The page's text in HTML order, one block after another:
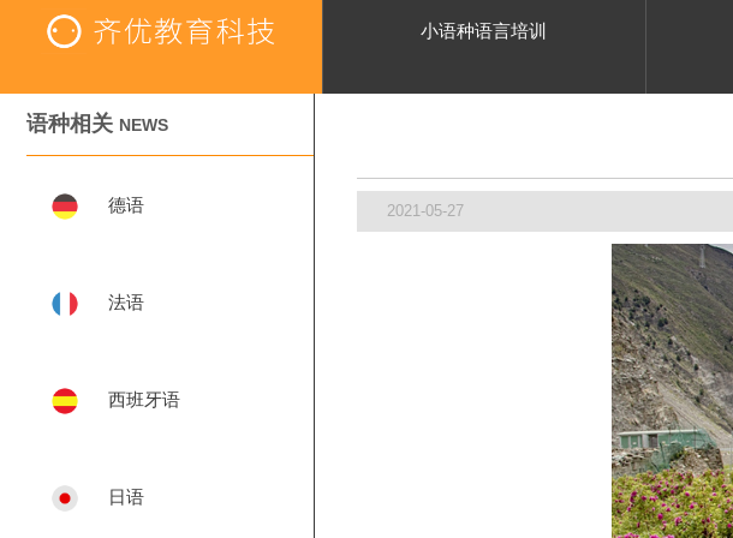
小语种语言培训
语种相关 NEWS
德语
法语
西班牙语
日语
2021-05-27